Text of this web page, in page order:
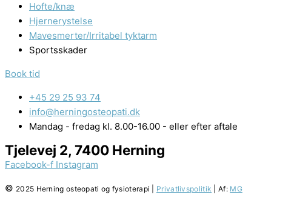
Hofte/knæ
Hjernerystelse
Mavesmerter/Irritabel tyktarm
Sportsskader
Book tid
+45 29 25 93 74
info@herningosteopati.dk
Mandag - fredag kl. 8.00-16.00 - eller efter aftale
Tjelevej 2, 7400 Herning
Facebook-f Instagram
© 2025 Herning osteopati og fysioterapi | Privatlivspolitik | Af: MG